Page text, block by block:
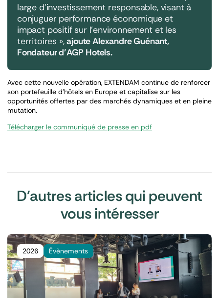
large d’investissement responsable, visant à
conjuguer performance économique et
impact positif sur l’environnement et les
territoires »,ajoute Alexandre Guénant,
Fondateur d’AGP Hotels.
Avec cette nouvelle opération, EXTENDAM continue de renforcer
son portefeuille d’hôtels en Europe et capitalise sur les
opportunités offertes par des marchés dynamiques et en pleine
mutation.
Télécharger le communiqué de presse en pdf
D'autres articles qui peuvent
vous intéresser
2026 Évènements